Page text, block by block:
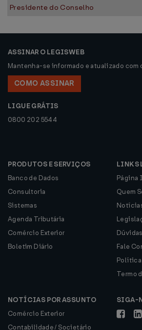
Presidente do Conselho
ASSINAR O LEGISWEB
Mantenha-se informado e atualizado com
COMO ASSINAR
LIGUE GRÁTIS
0800 202 5544
PRODUTOS E SERVIÇOS
Banco de Dados
Consultoria
Sistemas
Agenda Tributária
Comércio Exterior
Boletim Diário
LINKS
Página
Quem
Fale
Política
Termo
NOTÍCIAS POR ASSUNTO
Comércio Exterior
Contabilidade / Societário
SIGA-